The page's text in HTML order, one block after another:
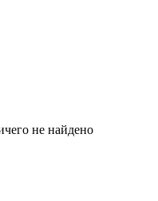
не найдено